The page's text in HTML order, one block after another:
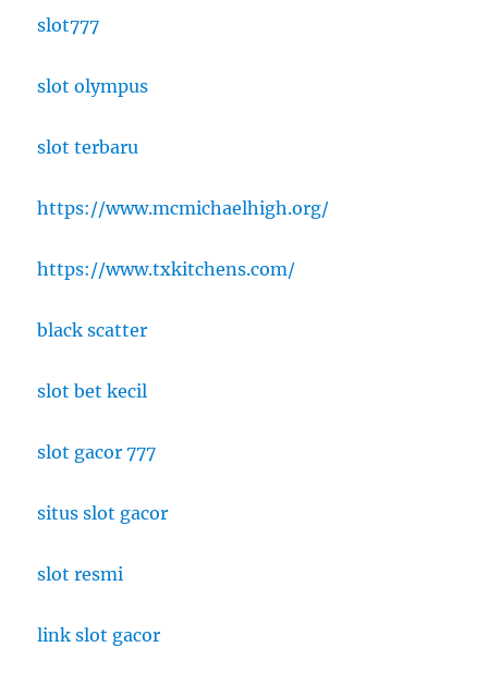
slot777
slot olympus
slot terbaru
https://www.mcmichaelhigh.org/
https://www.txkitchens.com/
black scatter
slot bet kecil
slot gacor 777
situs slot gacor
slot resmi
link slot gacor